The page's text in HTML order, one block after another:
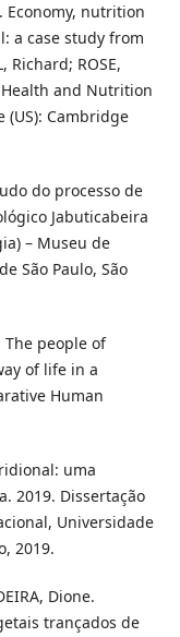
Economy, nutrition
a case study from
Richard; ROSE,
Health and Nutrition
Cambridge
do processo de
Jabuticabeira
– Museu de
São Paulo, São
The people of
of life in a
Human
uma
2019. Dissertação
Universidade
2019.
Dione.
trançados de